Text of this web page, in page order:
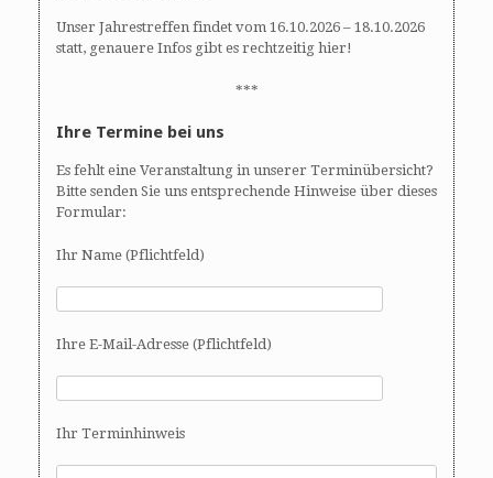
Unser Jahrestreffen findet vom 16.10.2026 – 18.10.2026
statt, genauere Infos gibt es rechtzeitig hier!
***
Ihre Termine bei uns
Es fehlt eine Veranstaltung in unserer Terminübersicht?
Bitte senden Sie uns entsprechende Hinweise über dieses
Formular:
Ihr Name (Pflichtfeld)
Ihre E-Mail-Adresse (Pflichtfeld)
Ihr Terminhinweis